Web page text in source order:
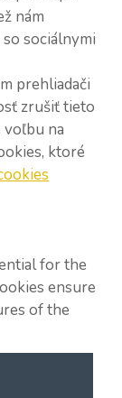
nám
sociálnymi
prehliadači
zrušiť tieto
voľbu na
ktoré
for the
ensure
of the